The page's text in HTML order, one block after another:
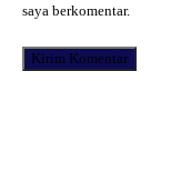
saya berkomentar.